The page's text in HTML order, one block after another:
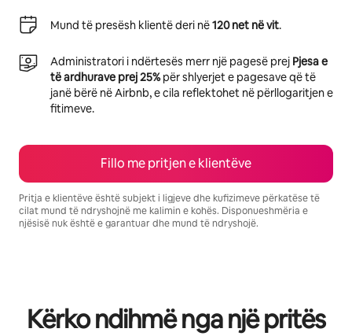
Mund të presësh klientë deri në120 net në vit.
Administratori i ndërtesës merr një pagesë prej Pjesa e
të ardhurave prej 25%për shlyerjet e pagesave që të
janë bërë në Airbnb, e cila reflektohet në përllogaritjen e
fitimeve.
Fillo me pritjen e klientëve
Pritja e klientëve është subjekt i ligjeve dhe kufizimeve përkatëse të
cilat mund të ndryshojnë me kalimin e kohës. Disponueshmëria e
njësisë nuk është e garantuar dhe mund të ndryshojë.
Kërko ndihmë nga një pritës